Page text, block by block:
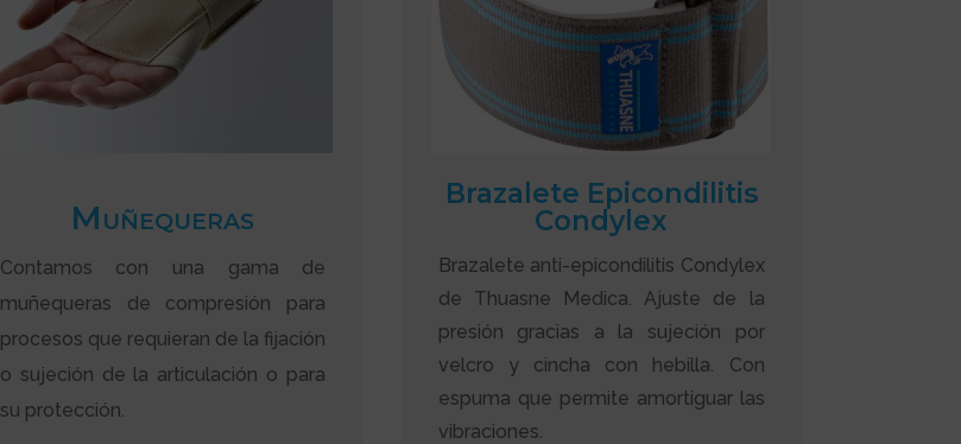
Muñequeras
Contamos con una gama de
muñequeras de compresión para
procesos que requieran de la fijación
o sujeción de la articulación o para
su protección.
Brazalete Epicondilitis
Condylex
Brazalete anti-epicondilitis Condylex
de Thuasne Medica. Ajuste de la
presión gracias a la sujeción por
velcro y cincha con hebilla. Con
espuma que permite amortiguar las
vibraciones.